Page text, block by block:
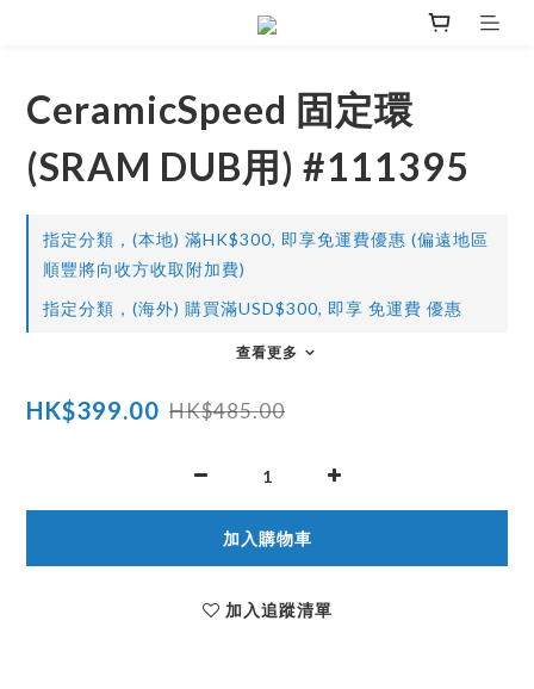
CeramicSpeed 固定環
(SRAM DUB用) #111395
指定分類，(本地) 滿HK$300, 即享免運費優惠 (偏遠地區
順豐將向收方收取附加費)
指定分類，(海外) 購買滿USD$300, 即享 免運費 優惠
查看更多
HK$399.00 HK$485.00
加入購物車
加入追蹤清單